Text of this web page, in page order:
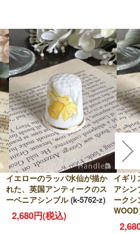
イエローのラッパ水仙が描か
れた、英国アンティークのス
ーベニアシンブル (k-5762-z)
2,680円(税込)
イギリ
アシン
ークシ